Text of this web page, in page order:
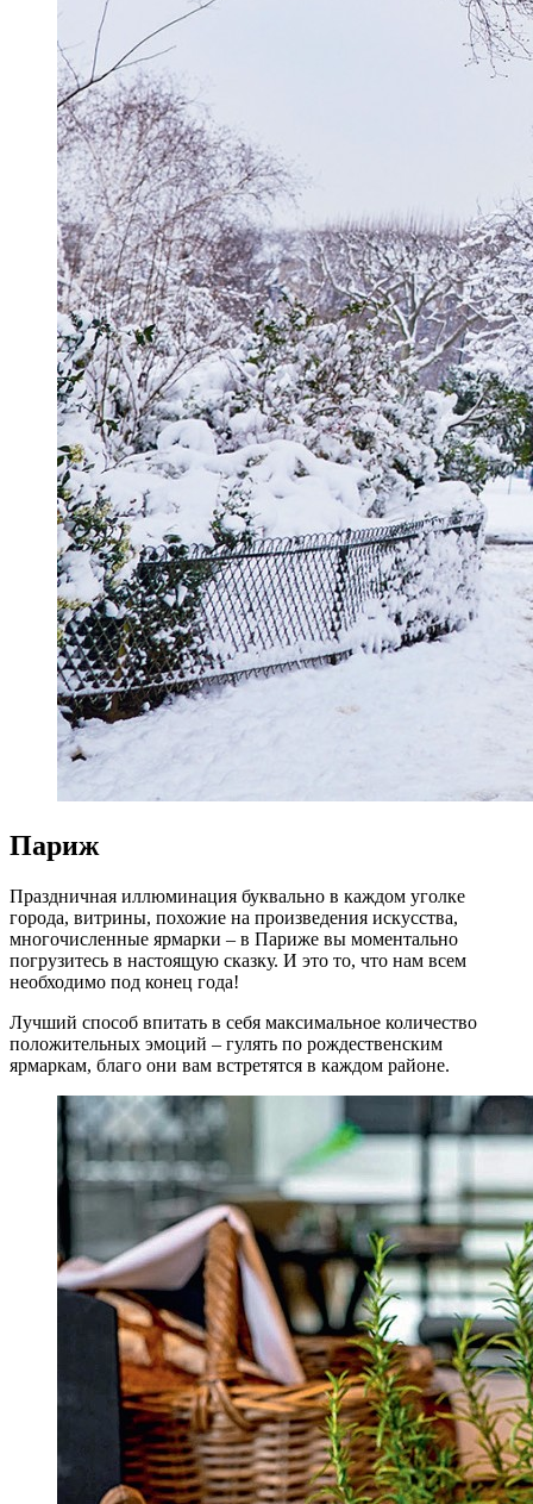
Париж
Праздничная иллюминация буквально в каждом уголке
города, витрины, похожие на произведения искусства,
многочисленные ярмарки – в Париже вы моментально
погрузитесь в настоящую сказку. И это то, что нам всем
необходимо под конец года!
Лучший способ впитать в себя максимальное количество
положительных эмоций – гулять по рождественским
ярмаркам, благо они вам встретятся в каждом районе.